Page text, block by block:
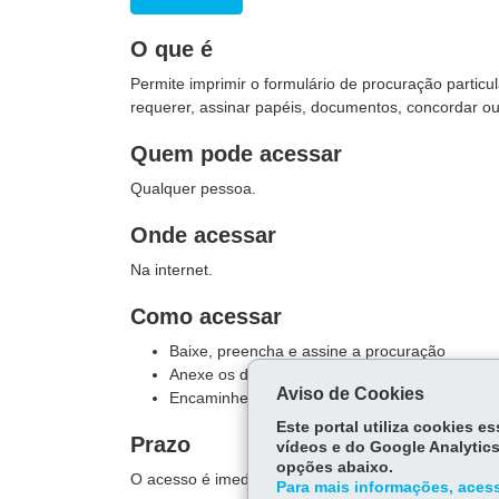
O que é
Permite imprimir o formulário de procuração
requerer, assinar papéis, documentos, concordar
Quem pode acessar
Qualquer pessoa.
Onde acessar
Na internet.
Como acessar
Baixe, preencha e assine a procuração
Anexe os documentos solicitados
Encaminhe ao Procon/PR
Prazo
O acesso é imediato.
Aviso de Cookies
Este portal utiliza cookies
vídeos e do Google
opções abaixo.
Para mais informações,